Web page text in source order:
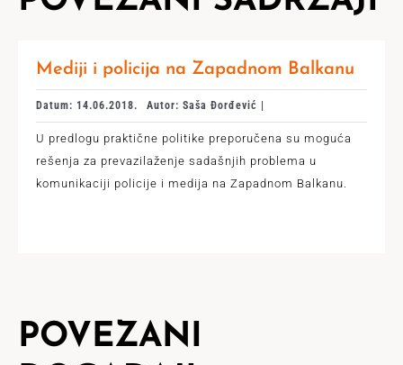
Mediji i policija na Zapadnom Balkanu
Datum: 14.06.2018. Autor: Saša Đorđević |
U predlogu praktične politike preporučena su moguća
rešenja za prevazilaženje sadašnjih problema u
komunikaciji policije i medija na Zapadnom Balkanu.
POVEZANI